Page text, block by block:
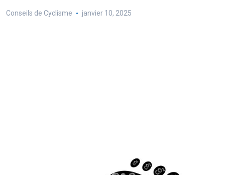
Conseils de Cyclisme janvier 10, 2025